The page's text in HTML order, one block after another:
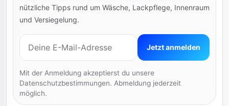
nützliche Tipps rund um Wäsche, Lackpflege, Innenraum
und Versiegelung.
E-Mail-Adresse
Jetzt anmelden
Mit der Anmeldung akzeptierst du unsere
Datenschutzbestimmungen. Abmeldung jederzeit
möglich.